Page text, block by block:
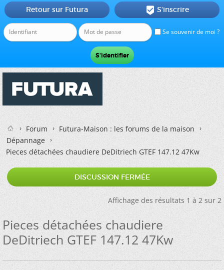
Se souvenir de moi ?
Retour sur Futura  S'inscrire
Forum
Futura-Maison : les forums de la maison
Dépannage
Pieces détachées chaudiere DeDitriech GTEF 147.12 47Kw
DISCUSSION FERMÉE
Affichage des résultats 1 à 2 sur 2
Pieces détachées chaudiere
DeDitriech GTEF 147.12 47Kw